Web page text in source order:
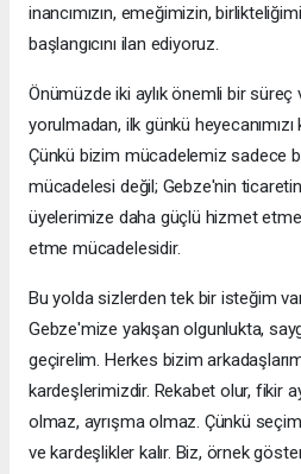
inancımızın, emeğimizin,
başlangıcını ilan ediyoruz.
Önümüzde iki aylık önemli bir
yorulmadan, ilk günkü
Çünkü bizim mücadelemiz sadece
mücadelesi değil; Gebze'nin
üyelerimize daha güçlü hizmet
etme mücadelesidir.
Bu yolda sizlerden tek bir isteğim
Gebze'mize yakışan olgunlukta,
geçirelim. Herkes bizim
kardeşlerimizdir. Rekabet olur, fikir
olmaz, ayrışma olmaz. Çünkü
ve kardeşlikler kalır. Biz, örnek